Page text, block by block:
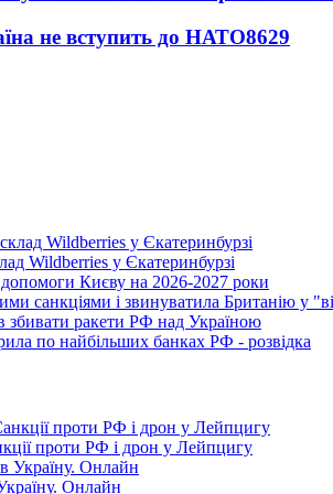
не вступить до НАТО8629
Wildberries у Єкатеринбурзі
Києву на 2026-2027 роки
санкціями і звинуватила Британію у
збивати ракети РФ над Україною
по найбільших банках РФ - розвідка
проти РФ і дрон у Лейпцигу
Онлайн